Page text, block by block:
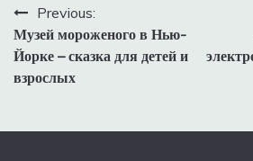
Навигация
по
записям
Previous:
Музей мороженого в Нью-
Йорке – сказка для детей и
взрослых